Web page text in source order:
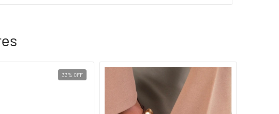
33% OFF